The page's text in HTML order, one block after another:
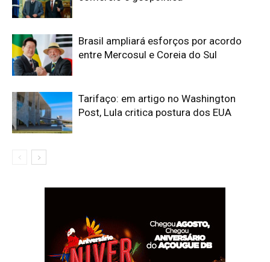
Brasil ampliará esforços por acordo
entre Mercosul e Coreia do Sul
Tarifaço: em artigo no Washington
Post, Lula critica postura dos EUA